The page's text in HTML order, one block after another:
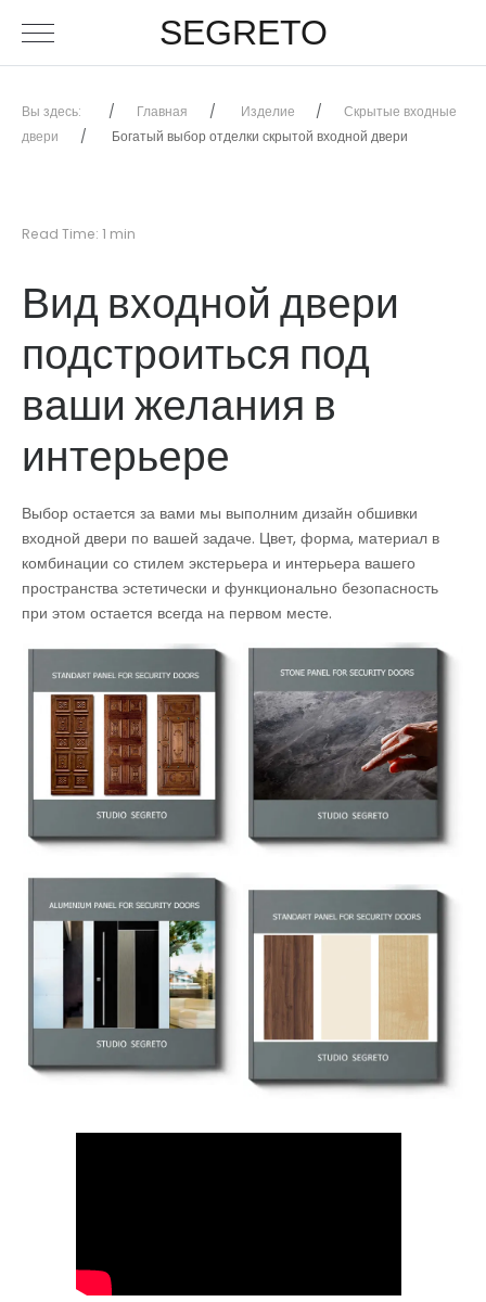
SEGRETO
Вы здесь: Главная Изделие
Скрытые входные
двери
Богатый выбор отделки скрытой входной двери
Read Time: 1 min
Вид входной двери
подстроиться под
ваши желания в
интерьере
Выбор остается за вами мы выполним дизайн обшивки
входной двери по вашей задаче. Цвет, форма, материал в
комбинации со стилем экстерьера и интерьера вашего
пространства эстетически и функционально безопасность
при этом остается всегда на первом месте.